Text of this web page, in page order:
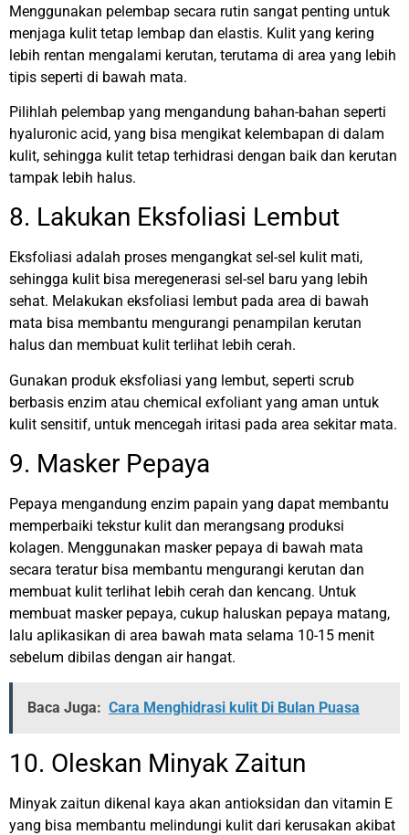
Menggunakan pelembap secara rutin sangat penting untuk
menjaga kulit tetap lembap dan elastis. Kulit yang kering
lebih rentan mengalami kerutan, terutama di area yang lebih
tipis seperti di bawah mata.
Pilihlah pelembap yang mengandung bahan-bahan seperti
hyaluronic acid, yang bisa mengikat kelembapan di dalam
kulit, sehingga kulit tetap terhidrasi dengan baik dan kerutan
tampak lebih halus.
8. Lakukan Eksfoliasi Lembut
Eksfoliasi adalah proses mengangkat sel-sel kulit mati,
sehingga kulit bisa meregenerasi sel-sel baru yang lebih
sehat. Melakukan eksfoliasi lembut pada area di bawah
mata bisa membantu mengurangi penampilan kerutan
halus dan membuat kulit terlihat lebih cerah.
Gunakan produk eksfoliasi yang lembut, seperti scrub
berbasis enzim atau chemical exfoliant yang aman untuk
kulit sensitif, untuk mencegah iritasi pada area sekitar mata.
9. Masker Pepaya
Pepaya mengandung enzim papain yang dapat membantu
memperbaiki tekstur kulit dan merangsang produksi
kolagen. Menggunakan masker pepaya di bawah mata
secara teratur bisa membantu mengurangi kerutan dan
membuat kulit terlihat lebih cerah dan kencang. Untuk
membuat masker pepaya, cukup haluskan pepaya matang,
lalu aplikasikan di area bawah mata selama 10-15 menit
sebelum dibilas dengan air hangat.
Baca Juga: Cara Menghidrasi kulit Di Bulan Puasa
10. Oleskan Minyak Zaitun
Minyak zaitun dikenal kaya akan antioksidan dan vitamin E
yang bisa membantu melindungi kulit dari kerusakan akibat